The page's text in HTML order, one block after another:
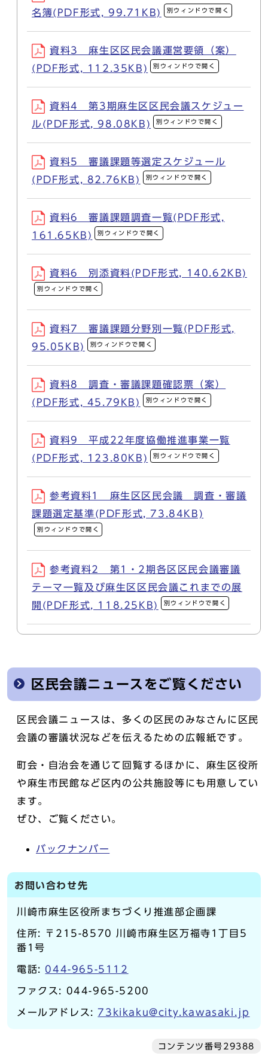
名簿(PDF形式, 99.71KB) 別ウィンドウで開く
資料3 麻生区区民会議運営要領（案）
(PDF形式, 112.35KB)
別ウィンドウで開く
資料4 第3期麻生区区民会議スケジュー
ル(PDF形式, 98.08KB)
別ウィンドウで開く
資料5 審議課題等選定スケジュール
(PDF形式, 82.76KB)
別ウィンドウで開く
資料6 審議課題調査一覧(PDF形式,
161.65KB)
別ウィンドウで開く
資料6 別添資料(PDF形式, 140.62KB)
別ウィンドウで開く
資料7 審議課題分野別一覧(PDF形式,
95.05KB)
別ウィンドウで開く
資料8 調査・審議課題確認票（案）
(PDF形式, 45.79KB)
別ウィンドウで開く
資料9 平成22年度協働推進事業一覧
(PDF形式, 123.80KB)
別ウィンドウで開く
参考資料1 麻生区区民会議 調査・審議
課題選定基準(PDF形式, 73.84KB)
別ウィンドウで開く
参考資料2 第1・2期各区区民会議審議
テーマ一覧及び麻生区区民会議これまでの展
開(PDF形式, 118.25KB)
別ウィンドウで開く
区民会議ニュースをご覧ください
区民会議ニュースは、多くの区民のみなさんに区民
会議の審議状況などを伝えるための広報紙です。
町会・自治会を通じて回覧するほかに、麻生区役所
や麻生市民館など区内の公共施設等にも用意してい
ます。
ぜひ、ご覧ください。
バックナンバー
お問い合わせ先
川崎市麻生区役所まちづくり推進部企画課
住所: 〒215-8570 川崎市麻生区万福寺1丁目5
番1号
電話: 044-965-5112
ファクス: 044-965-5200
メールアドレス:73kikaku@city.kawasaki.jp
コンテンツ番号29388